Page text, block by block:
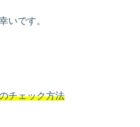
いです。
チェック方法